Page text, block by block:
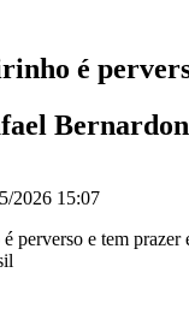
é
2026 15:07